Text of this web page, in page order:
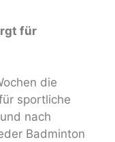
für
die
sportliche
nach
Badminton